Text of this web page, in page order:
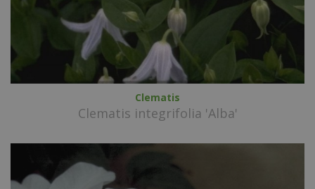
Clematis
Clematis integrifolia 'Alba'